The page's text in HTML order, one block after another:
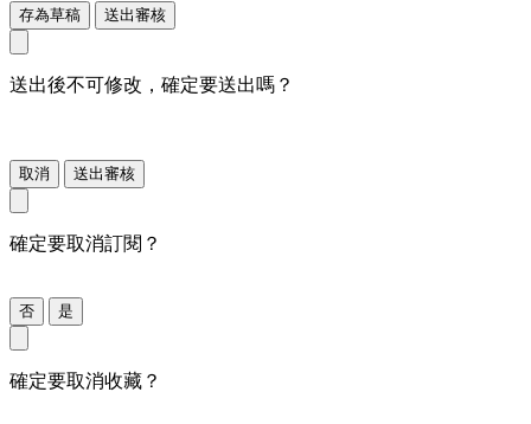
存為草稿 送出審核
送出後不可修改，確定要送出嗎？
取消 送出審核
確定要取消訂閱？
否 是
確定要取消收藏？